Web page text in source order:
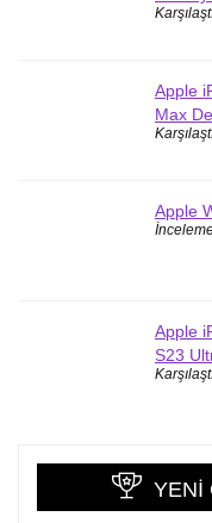
Apple
Max
Apple
Apple
S23
YENI